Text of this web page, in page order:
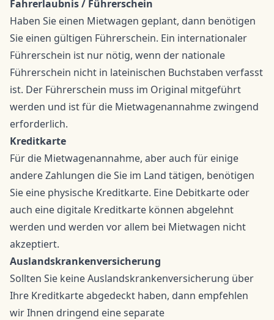
Fahrerlaubnis / Führerschein
Haben Sie einen Mietwagen geplant, dann benötigen
Sie einen gültigen Führerschein. Ein internationaler
Führerschein ist nur nötig, wenn der nationale
Führerschein nicht in lateinischen Buchstaben verfasst
ist. Der Führerschein muss im Original mitgeführt
werden und ist für die Mietwagenannahme zwingend
erforderlich.
Kreditkarte
Für die Mietwagenannahme, aber auch für einige
andere Zahlungen die Sie im Land tätigen, benötigen
Sie eine physische Kreditkarte. Eine Debitkarte oder
auch eine digitale Kreditkarte können abgelehnt
werden und werden vor allem bei Mietwagen nicht
akzeptiert.
Auslandskrankenversicherung
Sollten Sie keine Auslandskrankenversicherung über
Ihre Kreditkarte abgedeckt haben, dann empfehlen
wir Ihnen dringend eine separate